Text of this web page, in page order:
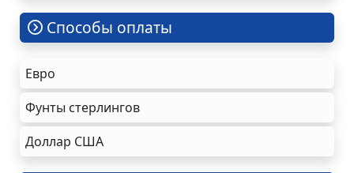
Cпособы оплаты
Евро
Фунты стерлингов
Доллар США